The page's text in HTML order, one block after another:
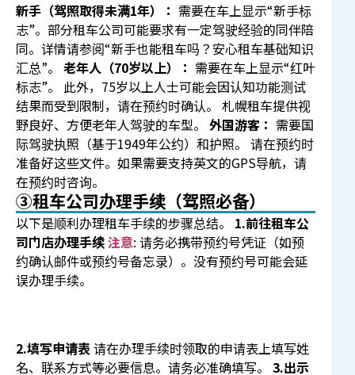
新手（驾照取得未满1年）： 需要在车上显示“新手标
志”。部分租车公司可能要求有一定驾驶经验的同伴陪
同。详情请参阅“新手也能租车吗？安心租车基础知识
汇总”。 老年人（70岁以上）： 需要在车上显示“红叶
标志”。 此外，75岁以上人士可能会因认知功能测试
结果而受到限制，请在预约时确认。 札幌租车提供视
野良好、方便老年人驾驶的车型。 外国游客： 需要国
际驾驶执照（基于1949年公约）和护照。 请在预约时
准备好这些文件。如果需要支持英文的GPS导航，请
在预约时咨询。
③租车公司办理手续（驾照必备）
以下是顺利办理租车手续的步骤总结。 1.前往租车公
司门店办理手续注意: 请务必携带预约号凭证（如预
约确认邮件或预约号备忘录）。没有预约号可能会延
误办理手续。
2.填写申请表请在办理手续时领取的申请表上填写姓
名、联系方式等必要信息。请务必准确填写。 3.出示